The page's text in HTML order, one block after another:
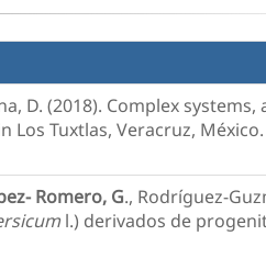
D. (2018). Complex
Tuxtlas, Veracruz,
Romero, G., Rodríguez-
l.) derivados de